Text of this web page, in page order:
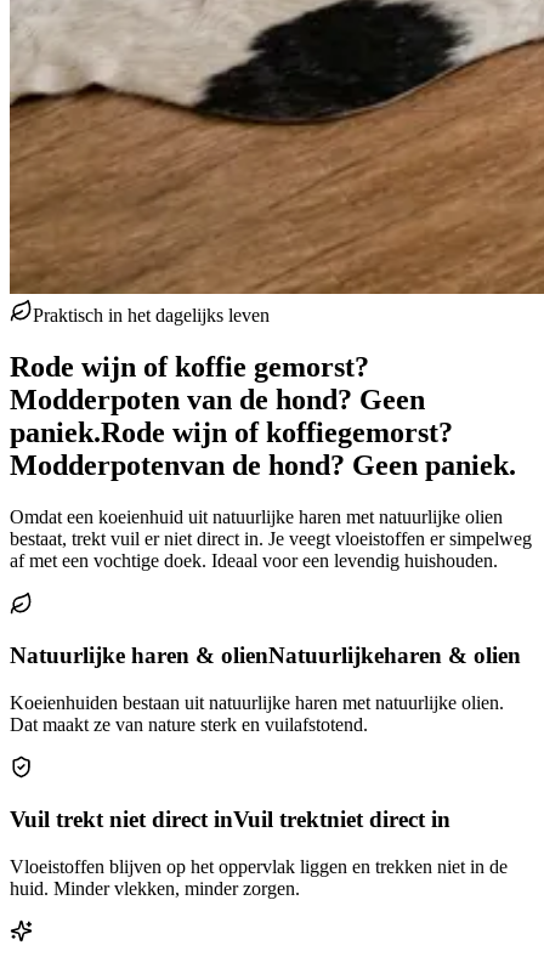
Praktisch in het dagelijks leven
Rode wijn of koffie gemorst?
Modderpoten van de hond? Geen
paniek.Rode wijn of koffiegemorst?
Modderpotenvan de hond? Geen paniek.
Omdat een koeienhuid uit natuurlijke haren met natuurlijke olien
bestaat, trekt vuil er niet direct in. Je veegt vloeistoffen er simpelweg
af met een vochtige doek. Ideaal voor een levendig huishouden.
Natuurlijke haren & olienNatuurlijkeharen & olien
Koeienhuiden bestaan uit natuurlijke haren met natuurlijke olien.
Dat maakt ze van nature sterk en vuilafstotend.
Vuil trekt niet direct inVuil trektniet direct in
Vloeistoffen blijven op het oppervlak liggen en trekken niet in de
huid. Minder vlekken, minder zorgen.